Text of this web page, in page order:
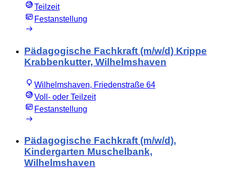
Teilzeit
Festanstellung
Pädagogische Fachkraft (m/w/d) Krippe
Krabbenkutter, Wilhelmshaven
Wilhelmshaven, Friedenstraße 64
Voll- oder Teilzeit
Festanstellung
Pädagogische Fachkraft (m/w/d),
Kindergarten Muschelbank,
Wilhelmshaven